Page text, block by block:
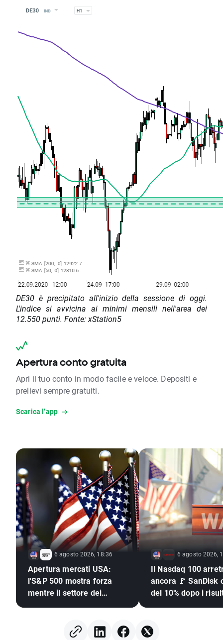
DE30 è precipitato all'inizio della sessione di oggi.
L'indice si avvicina ai minimi mensili nell'area dei
12.550 punti. Fonte: xStation5
Apertura conto gratuita
Apri il tuo conto in modo facile e veloce. Depositi e
prelievi sempre gratuiti.
Scarica l’app
6 agosto 2026, 18:36
Apertura mercati USA:
l'S&P 500 mostra forza
mentre il settore dei
6 agosto 2026,
Il Nasdaq 100
ancora 🚩 SanDisk
del 10% dopo i